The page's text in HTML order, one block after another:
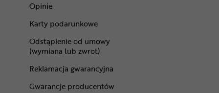
Opinie
Karty podarunkowe
Odstąpienie od umowy
(wymiana lub zwrot)
Reklamacja gwarancyjna
Gwarancje producentów